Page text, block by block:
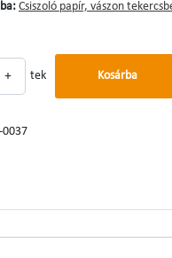
Csiszoló papír, vászon
+ tek Kosárba
0037